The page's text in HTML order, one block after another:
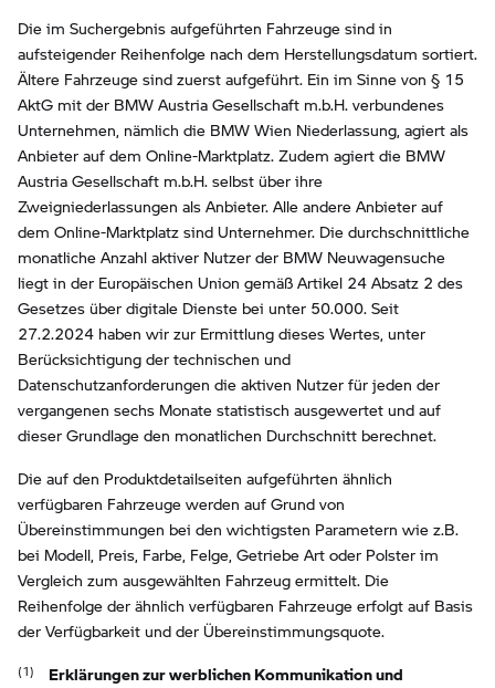
Die im Suchergebnis aufgeführten Fahrzeuge sind in
aufsteigender Reihenfolge nach dem Herstellungsdatum sortiert.
Ältere Fahrzeuge sind zuerst aufgeführt. Ein im Sinne von § 15
AktG mit der BMW Austria Gesellschaft m.b.H. verbundenes
Unternehmen, nämlich die BMW Wien Niederlassung, agiert als
Anbieter auf dem Online-Marktplatz. Zudem agiert die BMW
Austria Gesellschaft m.b.H. selbst über ihre
Zweigniederlassungen als Anbieter. Alle andere Anbieter auf
dem Online-Marktplatz sind Unternehmer. Die durchschnittliche
monatliche Anzahl aktiver Nutzer der BMW Neuwagensuche
liegt in der Europäischen Union gemäß Artikel 24 Absatz 2 des
Gesetzes über digitale Dienste bei unter 50.000. Seit
27.2.2024 haben wir zur Ermittlung dieses Wertes, unter
Berücksichtigung der technischen und
Datenschutzanforderungen die aktiven Nutzer für jeden der
vergangenen sechs Monate statistisch ausgewertet und auf
dieser Grundlage den monatlichen Durchschnitt berechnet.
Die auf den Produktdetailseiten aufgeführten ähnlich
verfügbaren Fahrzeuge werden auf Grund von
Übereinstimmungen bei den wichtigsten Parametern wie z.B.
bei Modell, Preis, Farbe, Felge, Getriebe Art oder Polster im
Vergleich zum ausgewählten Fahrzeug ermittelt. Die
Reihenfolge der ähnlich verfügbaren Fahrzeuge erfolgt auf Basis
der Verfügbarkeit und der Übereinstimmungsquote.
Erklärungen zur werblichen Kommunikation und